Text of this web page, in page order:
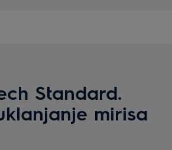
Standard.
mirisa